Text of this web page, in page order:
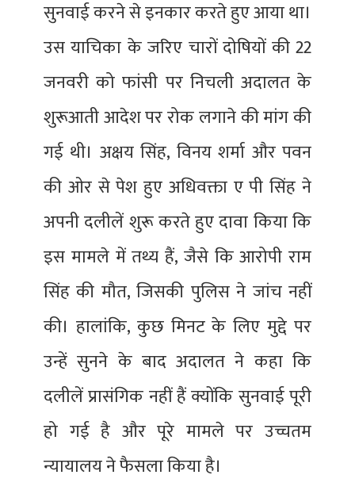
सुनवाई करने से इनकार करते हुए आया था।
उस याचिका के जरिए चारों दोषियों की 22
जनवरी को फांसी पर निचली अदालत के
शुरूआती आदेश पर रोक लगाने की मांग की
गई थी। अक्षय सिंह, विनय शर्मा और पवन
की ओर से पेश हुए अधिवक्ता ए पी सिंह ने
अपनी दलीलें शुरू करते हुए दावा किया कि
इस मामले में तथ्य हैं, जैसे कि आरोपी राम
सिंह की मौत, जिसकी पुलिस ने जांच नहीं
की। हालांकि, कुछ मिनट के लिए मुद्दे पर
उन्हें सुनने के बाद अदालत ने कहा कि
दलीलें प्रासंगिक नहीं हैं क्योंकि सुनवाई पूरी
हो गई है और पूरे मामले पर उच्चतम
न्यायालय ने फैसला किया है।